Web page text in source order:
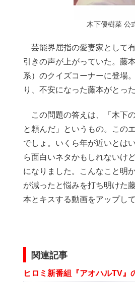
木下優樹菜 公
芸能界屈指の愛妻家として
引きの声が上がっていた。藤
系）のクイズコーナーに登場
り、不安になった藤本がとっ
この問題の答えは、「木下
と頼んだ」というもの。この
でしょ。いくら年が近いとは
ら面白いネタかもしれないけ
になりました。こんなこと明
が減ったと悩みを打ち明けた
本とキスする動画をアップして
関連記事